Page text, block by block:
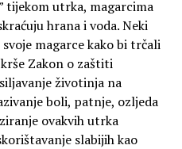
tijekom utrka, magarcima
hrana i voda. Neki
magarce kako bi trčali
Zakon o zaštiti
životinja na
boli, patnje, ozljeda
ovakvih utrka
slabijih kao